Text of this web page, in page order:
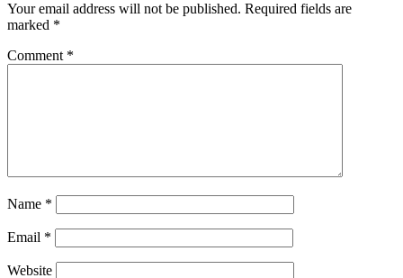
Your email address will not be published. Required fields are
marked *
Comment *
Name *
Email *
Website